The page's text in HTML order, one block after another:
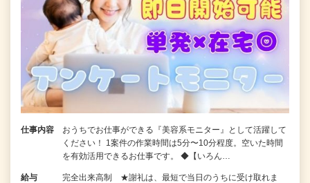
仕事内容
おうちでお仕事ができる『美容系モニター』として活躍して
ください！ 1案件の作業時間は5分〜10分程度。空いた時間
を有効活用できるお仕事です。 ◆【いろん…
給与
完全出来高制 ★謝礼は、最短で当日のうちに受け取れま